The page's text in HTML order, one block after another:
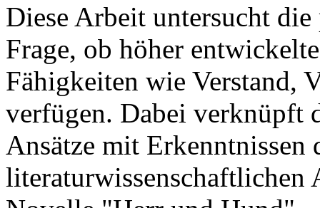
Diese Arbeit untersucht
Frage, ob höher
Fähigkeiten wie Verstand,
verfügen. Dabei verknüpft
Ansätze mit Erkenntnissen
literaturwissenschaftlichen